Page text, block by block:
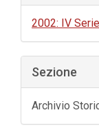
2002: IV
Sezione
Archivio